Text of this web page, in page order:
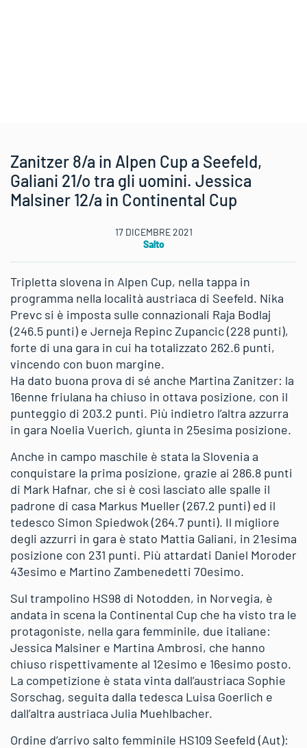
Zanitzer 8/a in Alpen Cup a Seefeld,
Galiani 21/o tra gli uomini. Jessica
Malsiner 12/a in Continental Cup
17 DICEMBRE 2021
Salto
Tripletta slovena in Alpen Cup, nella tappa in
programma nella località austriaca di Seefeld. Nika
Prevc si è imposta sulle connazionali Raja Bodlaj
(246.5 punti) e Jerneja Repinc Zupancic (228 punti),
forte di una gara in cui ha totalizzato 262.6 punti,
vincendo con buon margine.
Ha dato buona prova di sé anche Martina Zanitzer: la
16enne friulana ha chiuso in ottava posizione, con il
punteggio di 203.2 punti. Più indietro l’altra azzurra
in gara Noelia Vuerich, giunta in 25esima posizione.
Anche in campo maschile è stata la Slovenia a
conquistare la prima posizione, grazie ai 286.8 punti
di Mark Hafnar, che si è così lasciato alle spalle il
padrone di casa Markus Mueller (267.2 punti) ed il
tedesco Simon Spiedwok (264.7 punti). Il migliore
degli azzurri in gara è stato Mattia Galiani, in 21esima
posizione con 231 punti. Più attardati Daniel Moroder
43esimo e Martino Zambenedetti 70esimo.
Sul trampolino HS98 di Notodden, in Norvegia, è
andata in scena la Continental Cup che ha visto tra le
protagoniste, nella gara femminile, due italiane:
Jessica Malsiner e Martina Ambrosi, che hanno
chiuso rispettivamente al 12esimo e 16esimo posto.
La competizione è stata vinta dall’austriaca Sophie
Sorschag, seguita dalla tedesca Luisa Goerlich e
dall’altra austriaca Julia Muehlbacher.
Ordine d’arrivo salto femminile HS109 Seefeld (Aut):